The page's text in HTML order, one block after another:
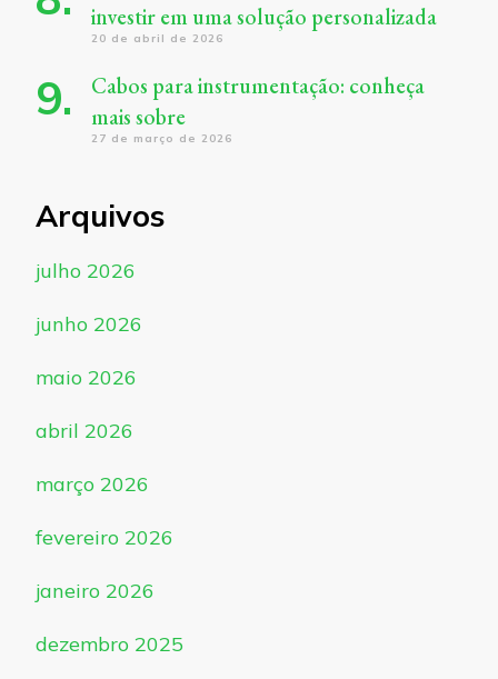
investir em uma solução personalizada
20 de abril de 2026
Cabos para instrumentação: conheça
mais sobre
27 de março de 2026
Arquivos
julho 2026
junho 2026
maio 2026
abril 2026
março 2026
fevereiro 2026
janeiro 2026
dezembro 2025